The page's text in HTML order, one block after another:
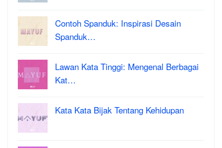
Contoh Spanduk: Inspirasi Desain
Spanduk…
Lawan Kata Tinggi: Mengenal Berbagai
Kat…
Kata Kata Bijak Tentang Kehidupan